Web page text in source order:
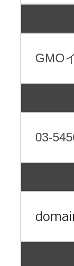
メー
Linuxの
VPS
ています
ドメイ
お名
メール
お名
メ
販売
ドメイ
API連携
販売
GMO
03-